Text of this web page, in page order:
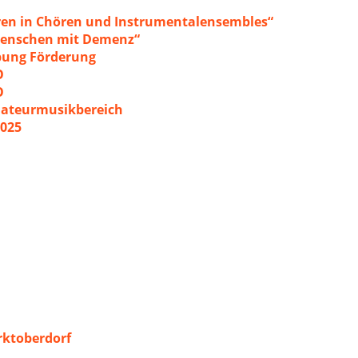
in Chören und Instrumentalensembles“
mit Demenz“
Förderung